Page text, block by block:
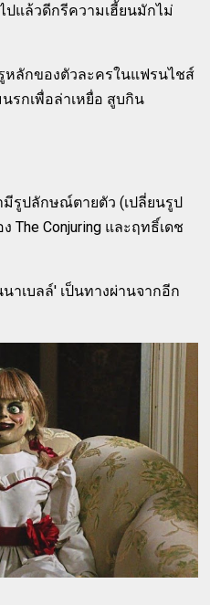
ปแล้วดีกรีความเฮี้ยนมักไม่
ลักของตัวละครในแฟรนไชส์
กเพื่อล่าเหยื่อ สูบกิน
รูปลักษณ์ตายตัว (เปลี่ยนรูป
The Conjuring และฤทธิ์เดช
าเบลล์' เป็นทางผ่านจากอีก